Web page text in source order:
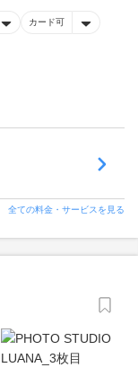
カード可
全ての料金・サービスを見る